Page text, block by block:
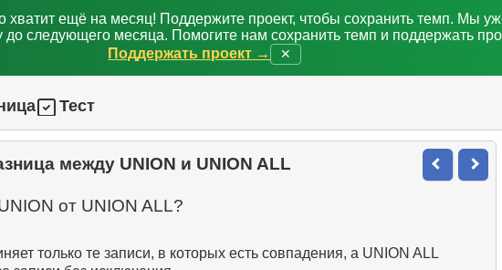
хватит ещё на месяц! Поддержите проект, чтобы сохранить темп. Мы
до следующего месяца. Помогите нам сохранить темп и поддержать
Поддержать проект →
✕
Тест
между UNION и UNION ALL
только те записи, в которых есть совпадения, а UNION ALL